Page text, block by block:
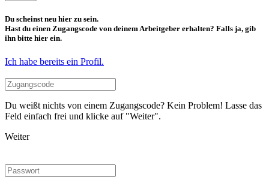
Du scheinst neu hier zu sein.
Hast du einen Zugangscode von deinem Arbeitgeber erhalten? Falls ja, gib
ihn bitte hier ein.
Ich habe bereits ein Profil.
Du weißt nichts von einem Zugangscode? Kein Problem! Lasse das
Feld einfach frei und klicke auf "Weiter".
Weiter